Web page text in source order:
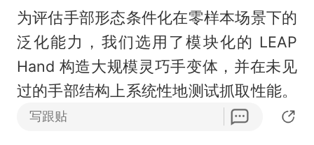
为评估手部形态条件化在零样本场景下的
泛化能力，我们选用了模块化的 LEAP
Hand 构造大规模灵巧手变体，并在未见
过的手部结构上系统性地测试抓取性能。
通过改变各手指的连杆数量，我们生成了
写跟贴